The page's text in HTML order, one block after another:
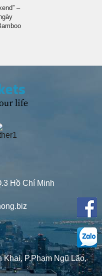
–
rinh
tận
Hồ Chí Minh
P.Phạm Ngũ Lão,